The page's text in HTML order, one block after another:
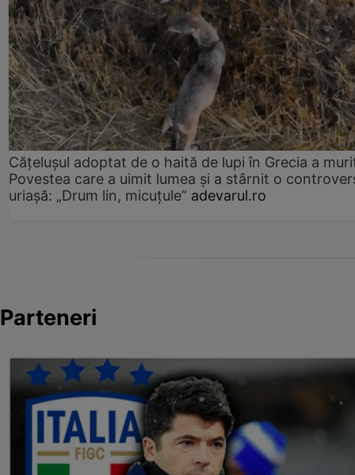
Cățelușul adoptat de o haită de lupi în Grecia a
Povestea care a uimit lumea și a stârnit o
uriașă: „Drum lin, micuțule” adevarul.ro
Parteneri